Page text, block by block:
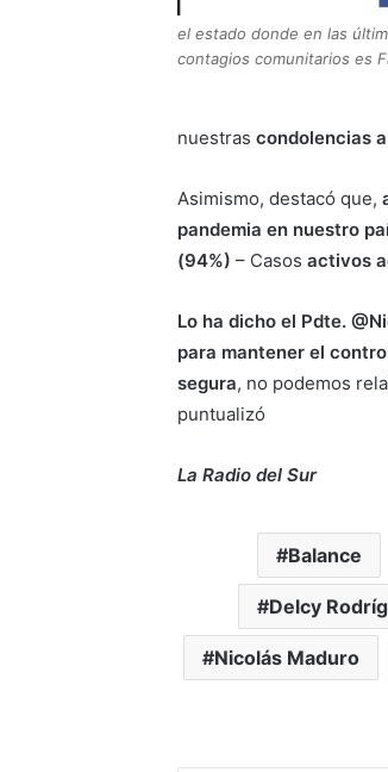
el estado donde en las
contagios comunitarios es
nuestrascondolencias
Asimismo, destacó que,
pandemia en nuestro
(94%) – Casosactivos
Lo ha dicho el Pdte.
para mantener el
segura, no podemos
puntualizó
La Radio del Sur
Balance
Delcy
Nicolás Maduro